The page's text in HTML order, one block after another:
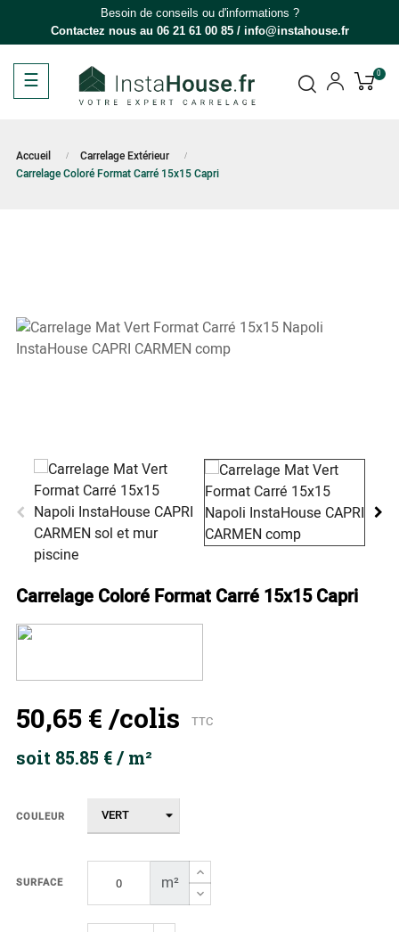
Besoin de conseils ou d'informations ?
Contactez nous au 06 21 61 00 85/ info@instahouse.fr
Basculer
la
☰ 0
Accueil
Carrelage Extérieur
Carrelage Coloré Format Carré 15x15 Capri
Carrelage Coloré Format Carré 15x15 Capri
50,65 € /colis TTC
soit 85.85 € / m²
COULEUR
SURFACE m²